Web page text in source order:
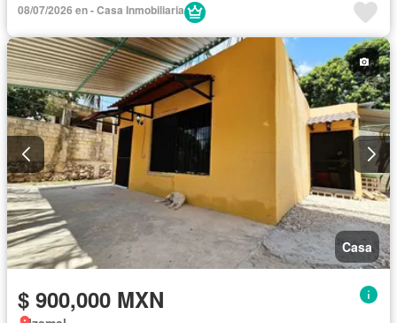
08/07/2026 en - Casa Inmobiliaria
Casa
$ 900,000 MXN